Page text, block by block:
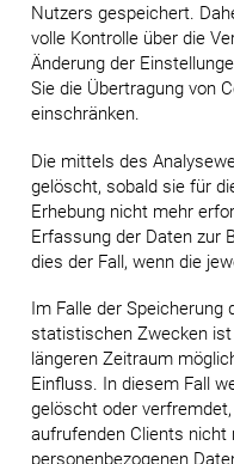
Nutzers gespeichert.
volle Kontrolle über die
Änderung der
Sie die Übertragung von
einschränken.
Die mittels des
gelöscht, sobald sie für
Erhebung nicht mehr
Erfassung der Daten zur
dies der Fall, wenn die
Im Falle der
statistischen Zwecken
längeren Zeitraum
Einfluss. In diesem Fall
gelöscht oder
aufrufenden Clients